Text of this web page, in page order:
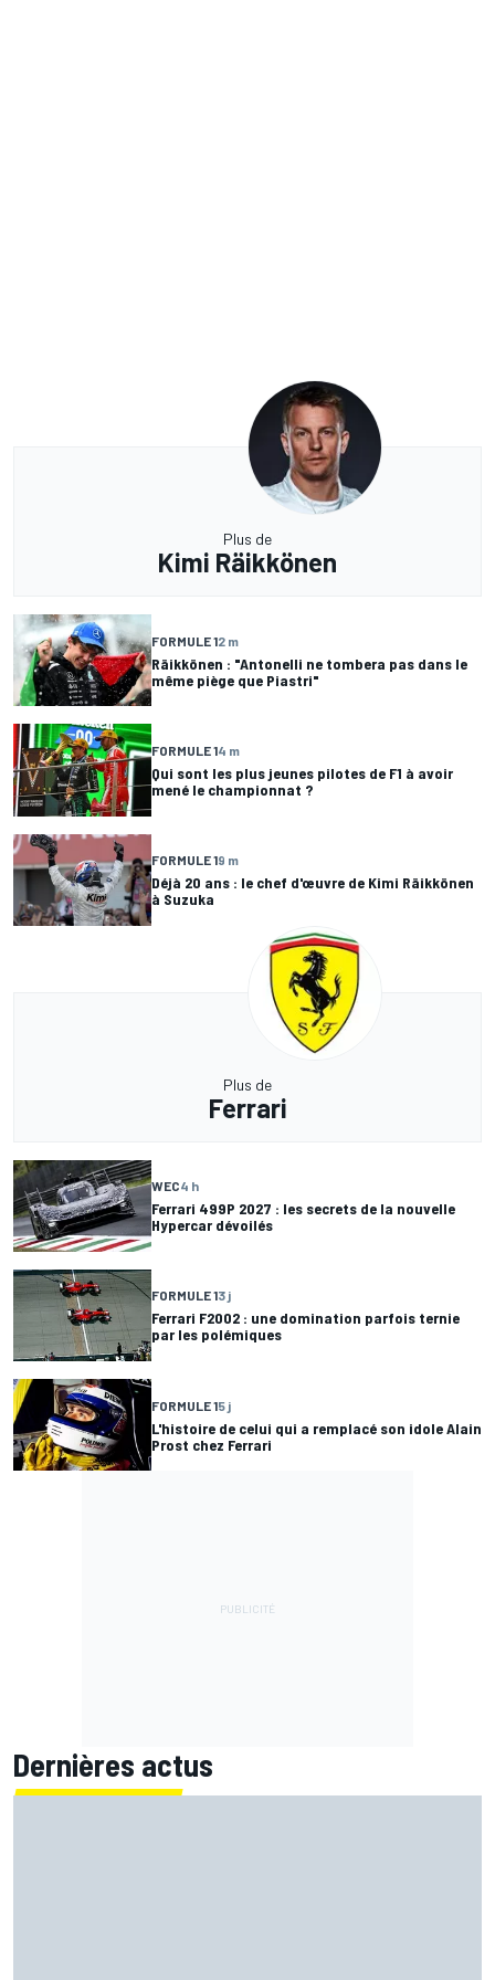
Plus de
Kimi Räikkönen
FORMULE 12 m
Räikkönen : "Antonelli ne tombera pas dans le
même piège que Piastri"
FORMULE 14 m
Qui sont les plus jeunes pilotes de F1 à avoir
mené le championnat ?
FORMULE 19 m
Déjà 20 ans : le chef d'œuvre de Kimi Räikkönen
à Suzuka
Plus de
Ferrari
WEC4 h
Ferrari 499P 2027 : les secrets de la nouvelle
Hypercar dévoilés
FORMULE 13 j
Ferrari F2002 : une domination parfois ternie
par les polémiques
FORMULE 15 j
L'histoire de celui qui a remplacé son idole Alain
Prost chez Ferrari
Dernières actus